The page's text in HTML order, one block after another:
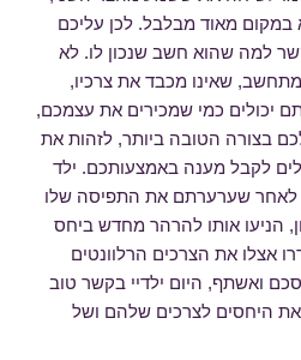
מאוד מבלבל. לכן עליכם
למה שהוא חשב שנכון לו. לא
שאינו מכבד את צרכיו,
יכולים כמי שמכירים את עצמכם,
בצורה הטובה ביותר, לזהות את
לקבל מענה באמצעותכם. ילד
לאחר שערערתם את התפיסה שלו
הניעו אותו להרהר מחדש ביחס
אצלו את הצרכים הרלוונטים
ואשתף, היום ילדיי בקשר טוב
את היחסים לצרכים שלהם ושל